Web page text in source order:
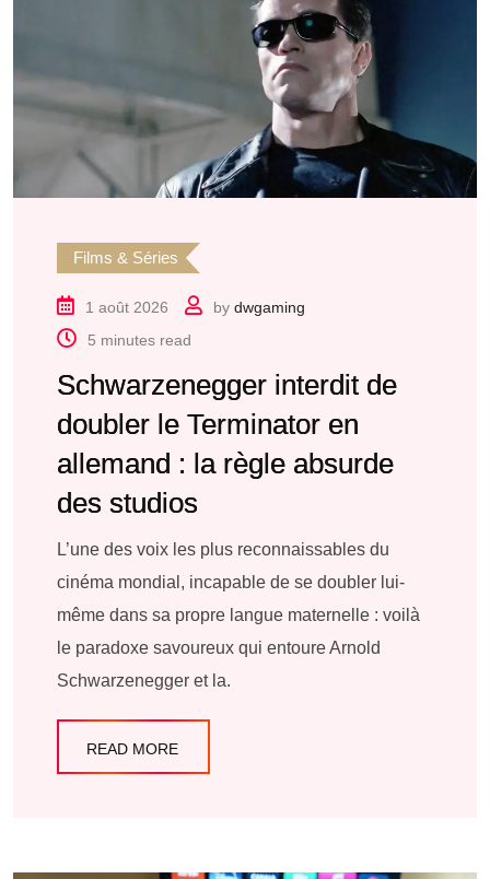
Films & Séries
1 août 2026 by dwgaming
5 minutes read
Schwarzenegger interdit de
doubler le Terminator en
allemand : la règle absurde
des studios
L’une des voix les plus reconnaissables du
cinéma mondial, incapable de se doubler lui-
même dans sa propre langue maternelle : voilà
le paradoxe savoureux qui entoure Arnold
Schwarzenegger et la.
READ MORE